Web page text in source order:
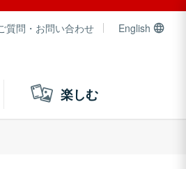
質問・お問い合わせ English
楽しむ